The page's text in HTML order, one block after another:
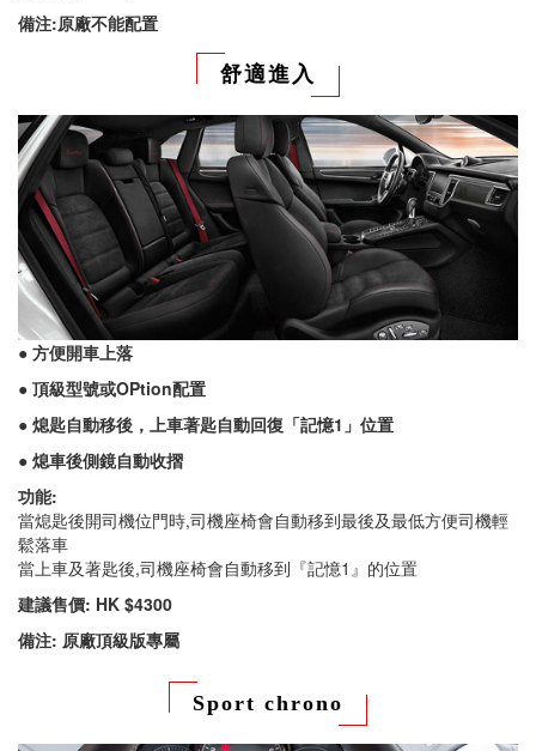
備注:原廠不能配置
舒適進入
● 方便開車上落
● 頂級型號或OPtion配置
● 熄匙自動移後，上車著匙自動回復「記憶1」位置
● 熄車後側鏡自動收摺
功能:
當熄匙後開司機位門時,司機座椅會自動移到最後及最低方便司機輕
鬆落車
當上車及著匙後,司機座椅會自動移到『記憶1』的位置
建議售價: HK $4300
備注: 原廠頂級版專屬
Sport chrono